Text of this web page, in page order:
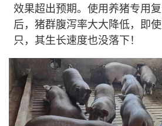
效果超出预期。使用养猪专用
后，猪群腹泻率大大降低，即
只，其生长速度也没落下！